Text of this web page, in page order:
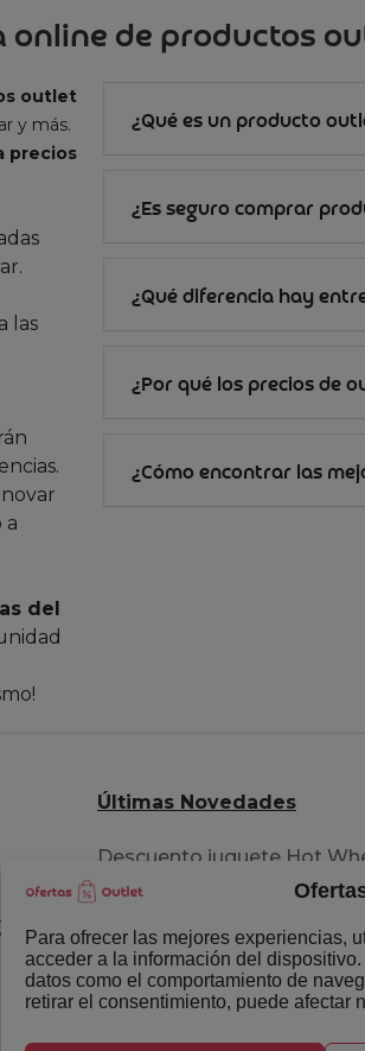
Para ofrecer las mejores experiencias,
acceder a la información del
datos como el comportamiento de
retirar el consentimiento, puede afectar
online de productos
outlet
y más.
precios
las
a
del
¿Qué es un producto
¿Es seguro comprar
¿Qué diferencia hay
¿Por qué los precios de
¿Cómo encontrar las
Últimas Novedades
Descuento juguete Hot
pista acrobacia
Extensiones para tu cabello
Libro del permiso B